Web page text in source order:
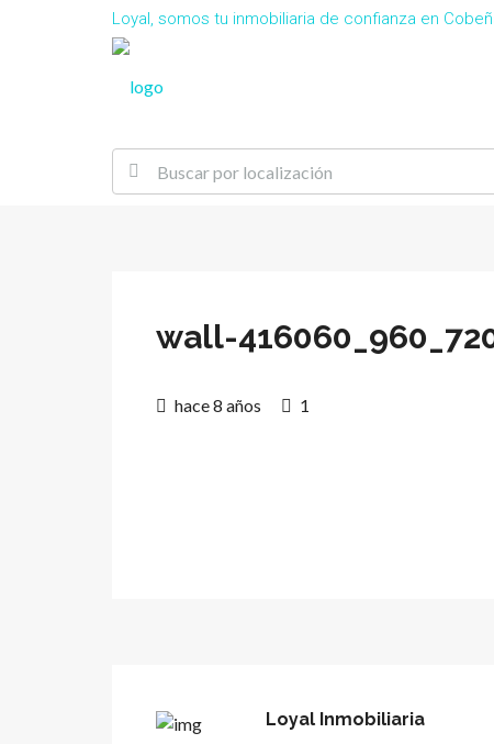
Loyal, somos tu inmobiliaria de confianza en
wall-
hace 8 años 1
Loyal Inmobiliaria